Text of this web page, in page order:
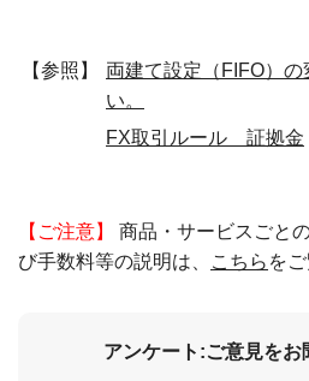
【参照】
両建て設定（FIFO）
い。
FX取引ルール 証拠金
【ご注意】
商品・サービスごと
び手数料等の説明は、
こちら を
アンケート:ご意見をお